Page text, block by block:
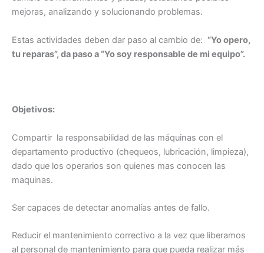
mejoras, analizando y solucionando problemas.
Estas actividades deben dar paso al cambio de: “Yo opero,
tu reparas”, da paso a “Yo soy responsable de mi equipo”.
Objetivos:
Compartir la responsabilidad de las máquinas con el
departamento productivo (chequeos, lubricación, limpieza),
dado que los operarios son quienes mas conocen las
maquinas.
Ser capaces de detectar anomalías antes de fallo.
Reducir el mantenimiento correctivo a la vez que liberamos
al personal de mantenimiento para que pueda realizar más